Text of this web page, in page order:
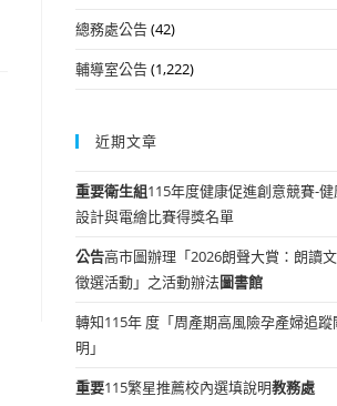
總務處公告(42)
輔導室公告(1,222)
近期文章
重要衛生組115年度健康促進創意競賽-
設計與電繪比賽得獎名單
公告高市圖辦理「2026朗聲大賞：朗讀
徵選活動」之活動辦法圖書館
轉知115年 度「周產期高風險孕產婦追
明」
重要115繁星推薦校內選填說明教務處